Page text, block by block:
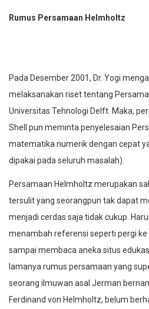
Rumus Persamaan Helmholtz
Pada Desember 2001, Dr. Yogi
melaksanakan riset tentang
Universitas Tehnologi Delft. Maka,
Shell pun meminta penyelesaian
matematika numerik dengan cepat
dipakai pada seluruh masalah).
Persamaan Helmholtz merupakan
tersulit yang seorangpun tak dapat
menjadi cerdas saja tidak cukup.
menambah referensi seperti pergi ke
sampai membaca aneka situs
lamanya rumus persamaan yang
seorang ilmuwan asal Jerman
Ferdinand von Helmholtz, belum